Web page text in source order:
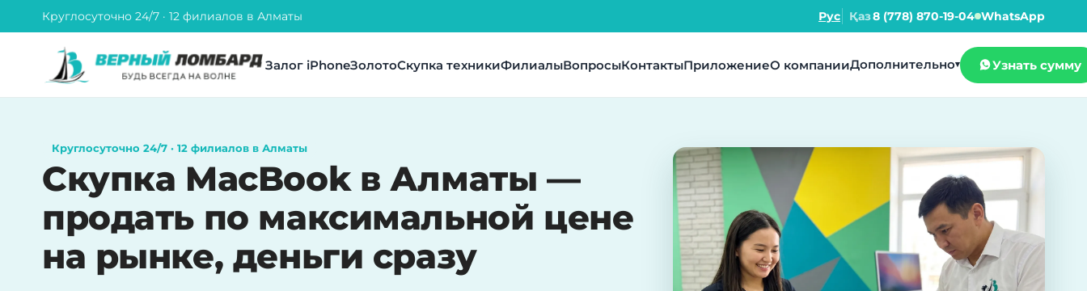
Круглосуточно 24/7 · 12 филиалов в Алматы Рус Қаз8 (778) 870-19-04 WhatsApp
Залог iPhoneЗолотоСкупка техникиФилиалыВопросыКонтактыПриложениеО компанииДополнительно▾ Узнать сумму
Круглосуточно 24/7 · 12 филиалов в Алматы
Скупка MacBook в Алматы —
продать по максимальной цене
на рынке, деньги сразу